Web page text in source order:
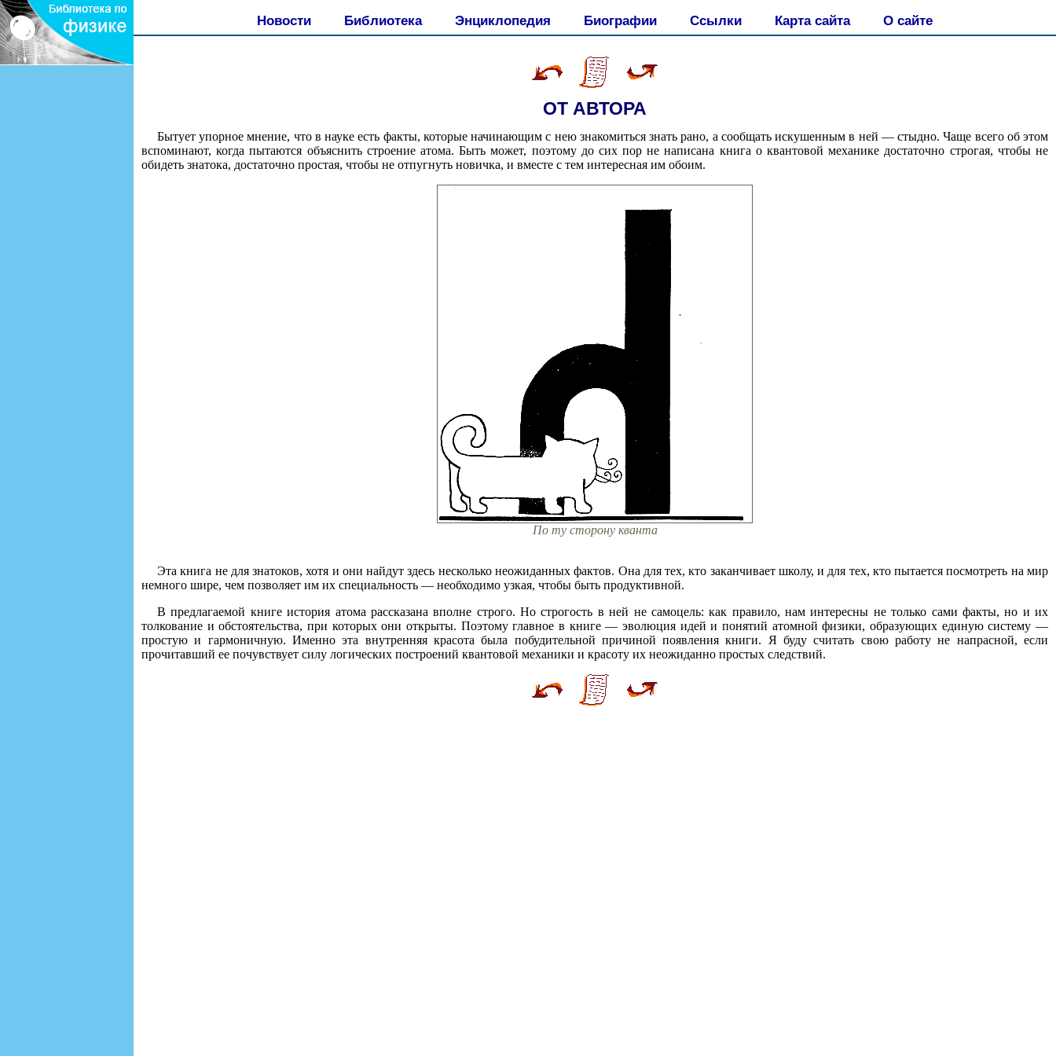
Новости Библиотека Энциклопедия Биографии Ссылки Карта сайта О сайте
ОТ АВТОРА
Бытует упорное мнение, что в науке есть факты, которые начинающим с нею знакомиться знать рано, а сообщать искушенным в ней — стыдно. Чаще всего об этом
вспоминают, когда пытаются объяснить строение атома. Быть может, поэтому до сих пор не написана книга о квантовой механике достаточно строгая, чтобы не
обидеть знатока, достаточно простая, чтобы не отпугнуть новичка, и вместе с тем интересная им обоим.
По ту сторону кванта
Эта книга не для знатоков, хотя и они найдут здесь несколько неожиданных фактов. Она для тех, кто заканчивает школу, и для тех, кто пытается посмотреть на мир
немного шире, чем позволяет им их специальность — необходимо узкая, чтобы быть продуктивной.
В предлагаемой книге история атома рассказана вполне строго. Но строгость в ней не самоцель: как правило, нам интересны не только сами факты, но и их
толкование и обстоятельства, при которых они открыты. Поэтому главное в книге — эволюция идей и понятий атомной физики, образующих единую систему —
простую и гармоничную. Именно эта внутренняя красота была побудительной причиной появления книги. Я буду считать свою работу не напрасной, если
прочитавший ее почувствует силу логических построений квантовой механики и красоту их неожиданно простых следствий.